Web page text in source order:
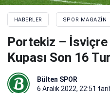
HABERLER SPOR MAGAZIN
Portekiz – İsviçre
Kupası Son 16
Bülten SPOR
6 Aralık 2022, 22:51